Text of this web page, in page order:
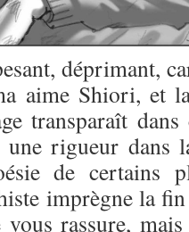
déprimant,
aime Shiori, et
transparaît dans
une rigueur dans
de certains
imprègne la
rassure,